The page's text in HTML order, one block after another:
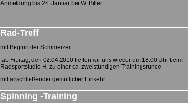
Anmeldung bis 24. Januar bei W. Biller.
Rad-Treff
mit Beginn der Sommerzeit...
ab Freitag, den 02.04.2010 treffen wir uns wieder um 18.00 Uhr beim
Radsportstudio H. zu einer ca. zweistündigen Trainingsrunde
mit anschließender gemütlicher Einkehr.
Spinning -Training